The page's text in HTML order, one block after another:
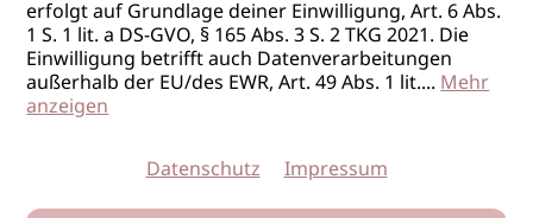
erfolgt auf Grundlage deiner Einwilligung, Art. 6 Abs.
1 S. 1 lit. a DS-GVO, § 165 Abs. 3 S. 2 TKG 2021. Die
Einwilligung betrifft auch Datenverarbeitungen
außerhalb der EU/des EWR, Art. 49 Abs. 1 lit....Mehr
anzeigen
Datenschutz Impressum